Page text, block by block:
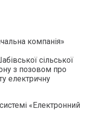
компанія»
сільської
з позовом про
електричну
«Електронний